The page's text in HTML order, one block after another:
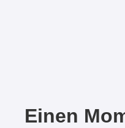
Einen